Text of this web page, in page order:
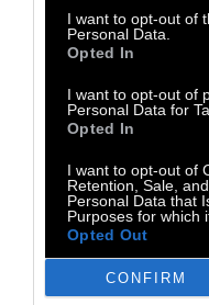
I want to opt-out of
Personal Data.
Opted In
I want to opt-out of
Personal Data for
Opted In
I want to opt-out of
Retention, Sale,
Personal Data that
Purposes for which
Opted Out
CONFIRM
και σπιτική
της κοινότητας
μένουν σε γύρω
το νησάκι μένει
ίντερνετ ή ακόμα
Οι Αρκιοί στην
Αρκίτις, στον
Αυγούστα